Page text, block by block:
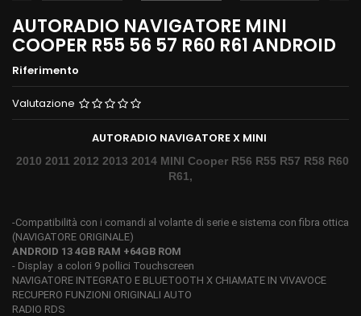
AUTORADIO NAVIGATORE MINI
COOPER R55 56 57 R60 R61 ANDROID
Riferimento
Valutazione
AUTORADIO NAVIGATORE X MINI
2010 2011 2012 2013 2014 MINI Cooper R56 R55 R57 R58 R60
R61,
-Compatibilità con i comandi al volante di serie e sistema con fibra ottica
(NAVIGATORE ORIGINALE)
ANDROID 13 4GB RAM +64GB ROM
- Display a colori 9 pollici Touchscreen
NAVIGATORE INTEGRATO E BLUETOOTH X CHIAMATE IN VIVAVOCE
RECUPERO FUNZIONI ORIGINALI AUTO
RADIO RDS